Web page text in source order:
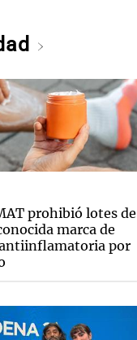
prohibió lotes de
marca de
por